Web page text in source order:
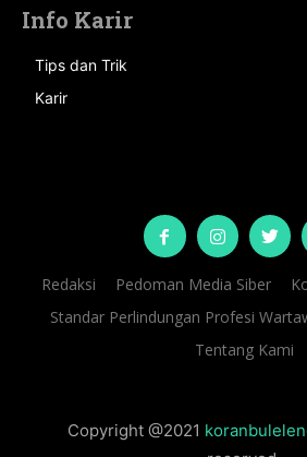
Info Karir
Tips dan Trik
Karir
Redaksi Pedoman Media Siber
Standar Perlindungan Profesi
Tentang Kami
Copyright @2021